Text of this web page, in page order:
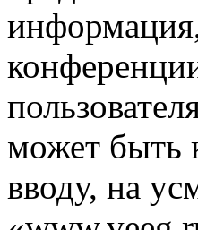
может быть
вводу, на